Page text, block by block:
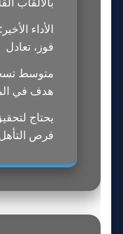
الأداء
فوز، تعادل
هدف في
يحتاج
فرص